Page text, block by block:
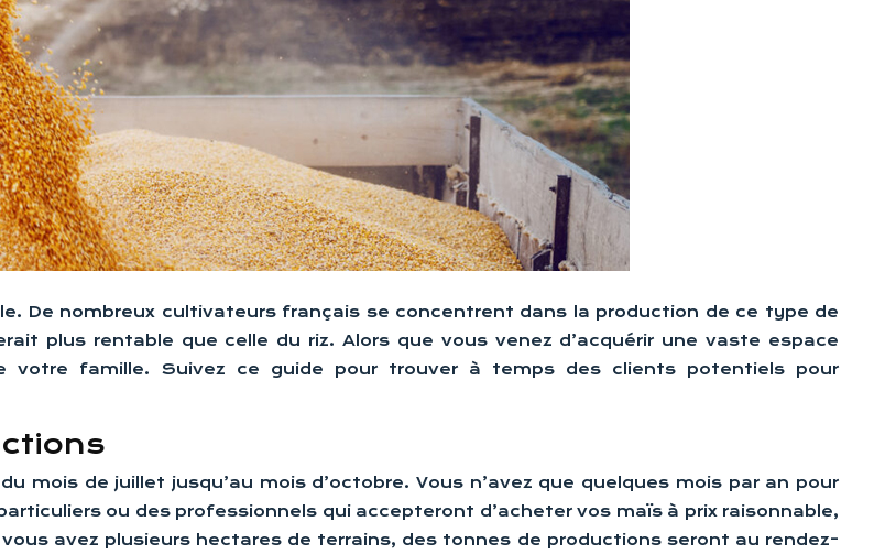
De nombreux cultivateurs français se concentrent dans la production de ce type de
plus rentable que celle du riz. Alors que vous venez d’acquérir une vaste espace
votre famille. Suivez ce guide pour trouver à temps des clients potentiels pour
mois de juillet jusqu’au mois d’octobre. Vous n’avez que quelques mois par an pour
ou des professionnels qui accepteront d’acheter vos maïs à prix raisonnable,
avez plusieurs hectares de terrains, des tonnes de productions seront au rendez-